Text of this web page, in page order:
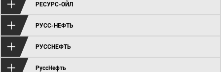
РЕСУРС-ОЙЛ
РУСС-НЕФТЬ
РУССНЕФТЬ
РуссНефть